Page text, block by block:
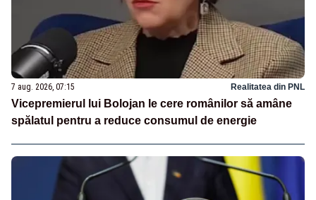
7 aug. 2026, 07:15 Realitatea din PNL
Vicepremierul lui Bolojan le cere românilor să amâne
spălatul pentru a reduce consumul de energie